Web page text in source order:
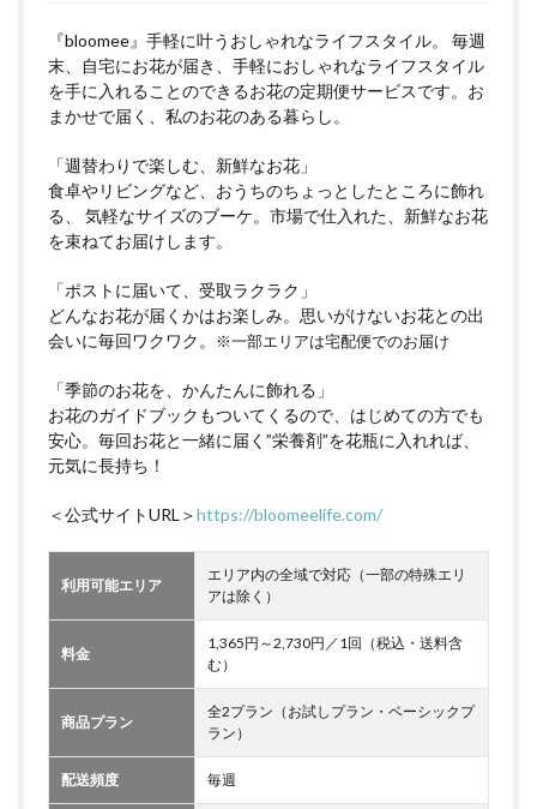
『bloomee』手軽に叶うおしゃれなライフスタイル。 毎週
末、自宅にお花が届き、手軽におしゃれなライフスタイル
を手に入れることのできるお花の定期便サービスです。お
まかせで届く、私のお花のある暮らし。
「週替わりで楽しむ、新鮮なお花」
食卓やリビングなど、おうちのちょっとしたところに飾れ
る、 気軽なサイズのブーケ。市場で仕入れた、新鮮なお花
を束ねてお届けします。
「ポストに届いて、受取ラクラク」
どんなお花が届くかはお楽しみ。思いがけないお花との出
会いに毎回ワクワク。
※一部エリアは宅配便でのお届け
「季節のお花を、かんたんに飾れる」
お花のガイドブックもついてくるので、はじめての方でも
安心。毎回お花と一緒に届く”栄養剤”を花瓶に入れれば、
元気に長持ち！
＜公式サイトURL＞https://bloomeelife.com/
利用可能エリア
エリア内の全域で対応（一部の特殊エリ
アは除く）
料金
1,365円～2,730円／1回（税込・送料含
む）
商品プラン
全2プラン（お試しプラン・ベーシックプ
ラン）
配送頻度 毎週